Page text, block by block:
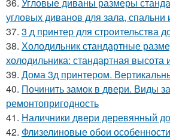
угловых диванов для зала,
37. 3 д принтер для строительства
38. Холодильник стандартные
холодильника: стандартная высота
39. Дома 3д принтером.
40. Починить замок в двери. Виды
ремонтопригодность
41. Наличники двери деревянный
42. Флизелиновые обои